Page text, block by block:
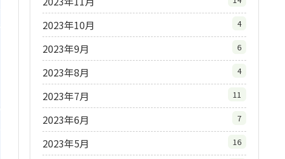
2023年10月 4
2023年9月 6
2023年8月 4
2023年7月 11
2023年6月 7
2023年5月 16